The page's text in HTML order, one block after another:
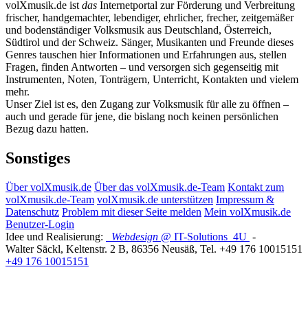
volXmusik.de ist das Internetportal zur Förderung und Verbreitung
frischer, handgemachter, lebendiger, ehrlicher, frecher, zeitgemäßer
und bodenständiger Volksmusik aus Deutschland, Österreich,
Südtirol und der Schweiz. Sänger, Musikanten und Freunde dieses
Genres tauschen hier Informationen und Erfahrungen aus, stellen
Fragen, finden Antworten – und versorgen sich gegenseitig mit
Instrumenten, Noten, Tonträgern, Unterricht, Kontakten und vielem
mehr.
Unser Ziel ist es, den Zugang zur Volksmusik für alle zu öffnen –
auch und gerade für jene, die bislang noch keinen persönlichen
Bezug dazu hatten.
Sonstiges
Über volXmusik.de Über das volXmusik.de-Team Kontakt zum
volXmusik.de-Team volXmusik.de unterstützen Impressum &
Datenschutz Problem mit dieser Seite melden Mein volXmusik.de
Benutzer-Login
Idee und Realisierung:
Webdesign @ IT-Solutions 4U -
Walter Säckl, Keltenstr. 2 B, 86356 Neusäß, Tel. +49 176 10015151
+49 176 10015151